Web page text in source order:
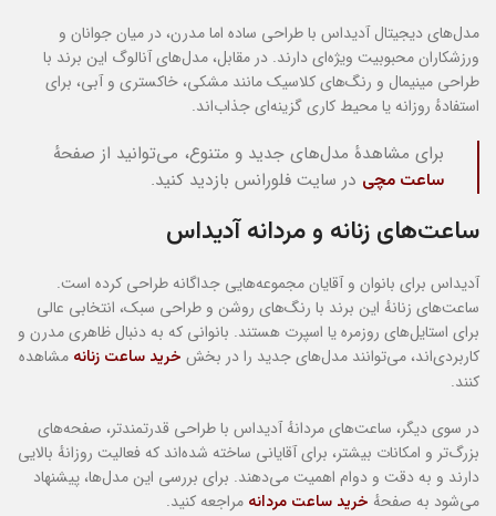
مدل‌های دیجیتال آدیداس با طراحی ساده اما مدرن، در میان جوانان و
ورزشکاران محبوبیت ویژه‌ای دارند. در مقابل، مدل‌های آنالوگ این برند با
طراحی مینیمال و رنگ‌های کلاسیک مانند مشکی، خاکستری و آبی، برای
استفادهٔ روزانه یا محیط کاری گزینه‌ای جذاب‌اند.
برای مشاهدهٔ مدل‌های جدید و متنوع، می‌توانید از صفحهٔ
ساعت مچی در سایت فلورانس بازدید کنید.
ساعت‌های زنانه و مردانه آدیداس
آدیداس برای بانوان و آقایان مجموعه‌هایی جداگانه طراحی کرده است.
ساعت‌های زنانهٔ این برند با رنگ‌های روشن و طراحی سبک، انتخابی عالی
برای استایل‌های روزمره یا اسپرت هستند. بانوانی که به دنبال ظاهری مدرن و
کاربردی‌اند، می‌توانند مدل‌های جدید را در بخش خرید ساعت زنانه مشاهده
کنند.
در سوی دیگر، ساعت‌های مردانهٔ آدیداس با طراحی قدرتمندتر، صفحه‌های
بزرگ‌تر و امکانات بیشتر، برای آقایانی ساخته شده‌اند که فعالیت روزانهٔ بالایی
دارند و به دقت و دوام اهمیت می‌دهند. برای بررسی این مدل‌ها، پیشنهاد
می‌شود به صفحهٔ خرید ساعت مردانه مراجعه کنید.